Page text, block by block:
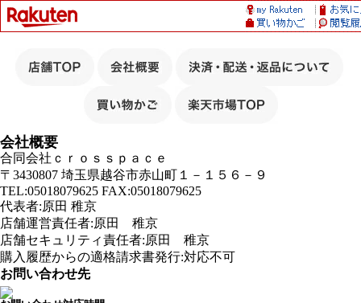
会社概要
合同会社ｃｒｏｓｓｐａｃｅ
〒3430807 埼玉県越谷市赤山町１－１５６－９
TEL:05018079625 FAX:05018079625
代表者:原田 稚京
店舗運営責任者:原田 稚京
店舗セキュリティ責任者:原田 稚京
購入履歴からの適格請求書発行:対応不可
お問い合わせ先